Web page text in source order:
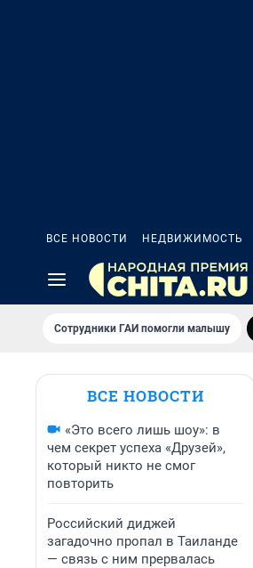
ВСЕ НОВОСТИ НЕДВИЖИМОСТЬ
Сотрудники ГАИ помогли малышу
ВСЕ НОВОСТИ
«Это всего лишь шоу»: в
чем секрет успеха «Друзей»,
который никто не смог
повторить
Российский диджей
загадочно пропал в Таиланде
— связь с ним прервалась